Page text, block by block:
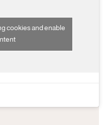
cookies and enable